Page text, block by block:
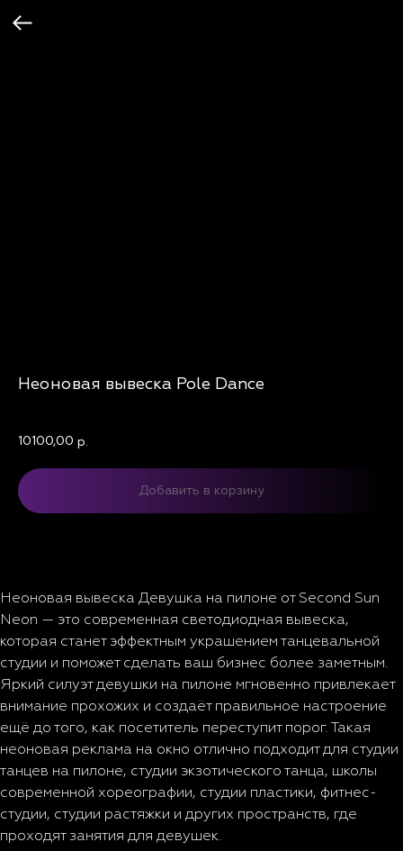
Неоновая вывеска Pole Dance
10100,00 р.
Добавить в корзину
Неоновая вывеска Девушка на пилоне от Second Sun
Neon — это современная светодиодная вывеска,
которая станет эффектным украшением танцевальной
студии и поможет сделать ваш бизнес более заметным.
Яркий силуэт девушки на пилоне мгновенно привлекает
внимание прохожих и создаёт правильное настроение
ещё до того, как посетитель переступит порог. Такая
неоновая реклама на окно отлично подходит для студии
танцев на пилоне, студии экзотического танца, школы
современной хореографии, студии пластики, фитнес-
студии, студии растяжки и других пространств, где
проходят занятия для девушек.